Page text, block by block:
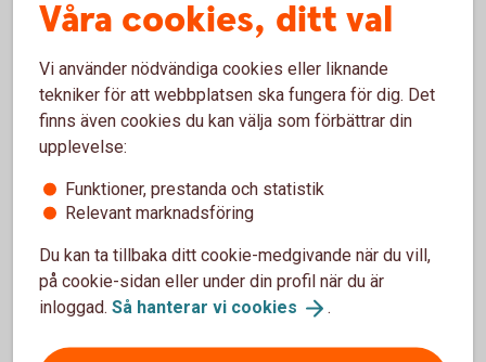
Vanliga frågor och svar om
Bostadsobligationer
Vad behöver jag för att kunna handla?
Våra cookies, ditt val
Vi använder nödvändiga cookies eller liknande
tekniker för att webbplatsen ska fungera för dig. Det
finns även cookies du kan välja som förbättrar din
upplevelse:
Funktioner, prestanda och statistik
Relevant marknadsföring
Du kan ta tillbaka ditt cookie-medgivande när du vill,
på cookie-sidan eller under din profil när du är
inloggad. Så hanterar vi cookies .